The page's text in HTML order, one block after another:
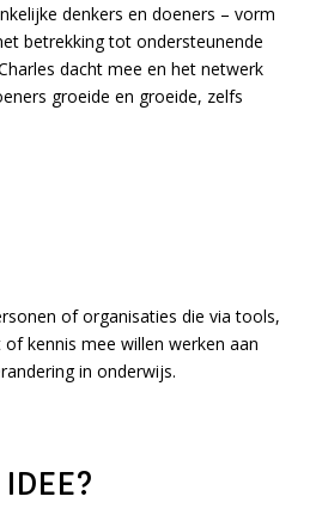
denkers en doeners – vorm
betrekking tot ondersteunende
dacht mee en het netwerk
groeide en groeide, zelfs
of organisaties die via tools,
kennis mee willen werken aan
in onderwijs.